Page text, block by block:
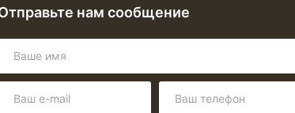
нам сообщение